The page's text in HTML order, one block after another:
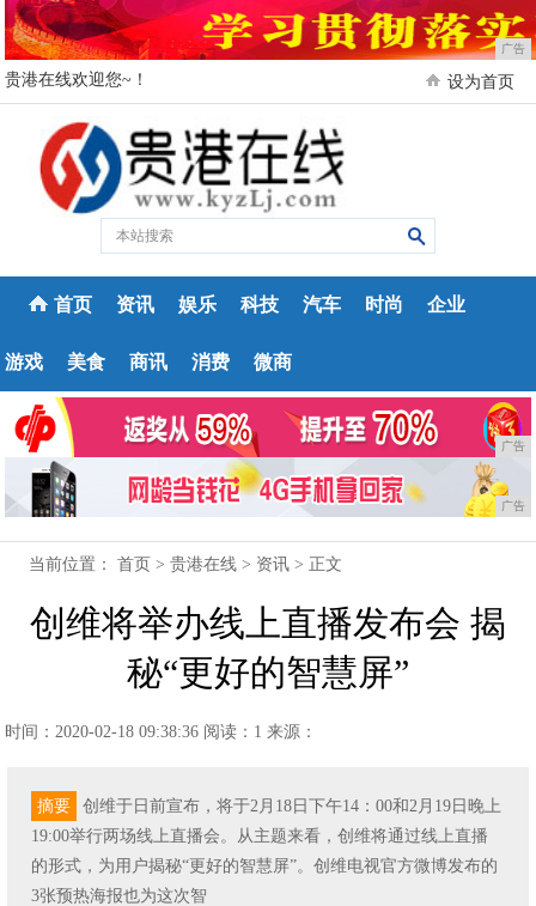
广告
贵港在线欢迎您~！ 设为首页
首页 资讯 娱乐 科技 汽车 时尚 企业
游戏 美食 商讯 消费 微商
广告
广告
当前位置：首页 >贵港在线 > 资讯 > 正文
创维将举办线上直播发布会 揭
秘“更好的智慧屏”
时间：2020-02-18 09:38:36 阅读：1 来源：
摘要
创维于日前宣布，将于2月18日下午14：00和2月19日晚上
19:00举行两场线上直播会。从主题来看，创维将通过线上直播
的形式，为用户揭秘“更好的智慧屏”。创维电视官方微博发布的
3张预热海报也为这次智